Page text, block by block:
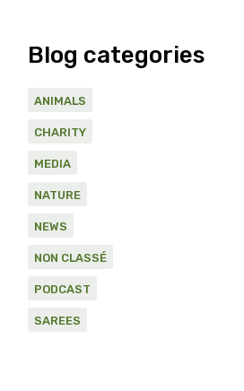
Blog categories
ANIMALS
CHARITY
MEDIA
NATURE
NEWS
NON CLASSÉ
PODCAST
SAREES